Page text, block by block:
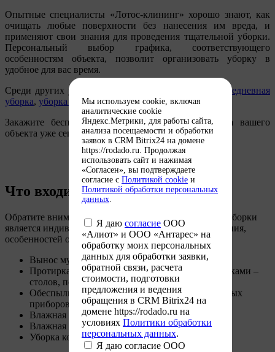
Мы используем cookie, включая
аналитические cookie
Яндекс.Метрики, для работы сайта,
анализа посещаемости и обработки
заявок в CRM Bitrix24 на домене
https://rodado.ru. Продолжая
использовать сайт и нажимая
«Согласен», вы подтверждаете
согласие с Политикой cookie и
Политикой обработки персональных
данных.
Я даю согласие ООО
«Алиот» и ООО «Антарес» на
обработку моих персональных
данных для обработки заявки,
обратной связи, расчета
стоимости, подготовки
предложения и ведения
обращения в CRM Bitrix24 на
домене https://rodado.ru на
условиях Политики обработки
персональных данных.
Я даю согласие ООО
Опытные специалисты
Лотос-клининг
хорошо знают, как
очищать любые поверхности без нанесения им вреда, и
применяют свои знания для проведения тщательной уборки.
Персональный выбор графика, соответствующего
особенностям объекта, позволит организовать уборку в
удобное для вас время.
Среди других услуг компании
ежедневная
уборка, уборка офисов.
Закажите бесплатный расчет стоимости клининга вашего
объекта уже сегодня!
Что входит в уборку
Обратите внимание! Список вида услуг для каждой уборки
является индивидуальным и зависит от типа помещения,
особенностей объекта, мебели и т.д.
Вынос мусора и замена мусорных пакетов
Протирка всех поверхностей влажными салфетками –
столов, подоконников, подлокотников и т.п.
Обеспыливание офисной техники, осветительных
приборов
Влажная уборка напольных покрытий
Влажная уборка и дезинфекция санузлов
Уборка комнат отдыха и приема пищи